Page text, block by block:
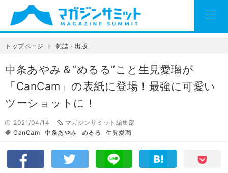
トップページ 雑誌・出版
中条あやみ＆“めるる”こと生見愛瑠が
「CanCam」の表紙に登場！最強に可愛い
ツーショットに！
2021/04/14
マガジンサミット編集部
CanCam
中条あやみ めるる 生見愛瑠